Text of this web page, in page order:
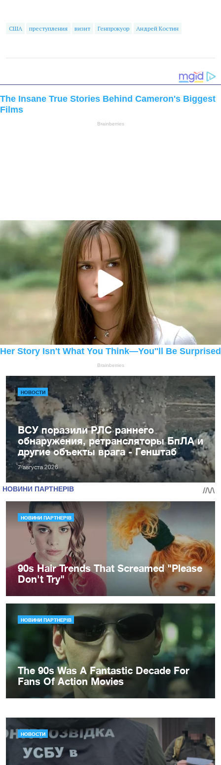
США преступления визит Генпрокуор Андрей Костин
НОВОСТИ
ВСУ поразили РЛС раннего
обнаружения, ретрансляторы БпЛА и
другие объекты врага - Генштаб
7 августа 2026
НОВОСТИ